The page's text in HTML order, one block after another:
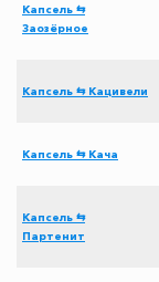
Капсель ⇆
Заозёрное
Капсель ⇆ Кацивели
Капсель ⇆ Кача
Капсель ⇆
Партенит